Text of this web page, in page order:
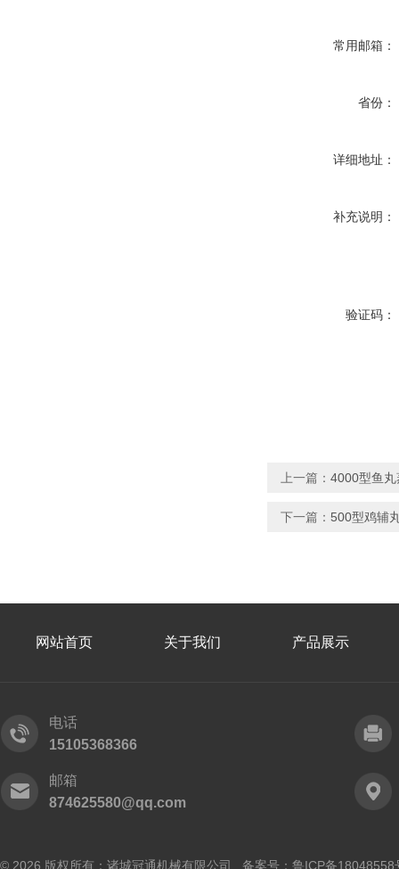
常用邮箱：
省份：
详细地址：
补充说明：
验证码：
上一篇： 4000型鱼
下一篇： 500型鸡辅
网站首页 关于我们 产品展示
电话
15105368366
邮箱
874625580@qq.com
© 2026 版权所有：诸城冠通机械有限公司 备案号： 鲁ICP备18048558